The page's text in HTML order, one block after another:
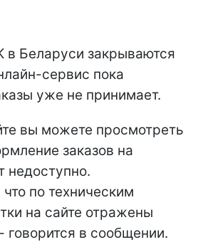
в Беларуси закрываются
сервис пока
уже не принимает.
вы можете просмотреть
заказов на
недоступно.
по техническим
на сайте отражены
говорится в сообщении.